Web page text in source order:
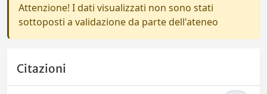
Attenzione! I dati visualizzati non sono stati
sottoposti a validazione da parte dell'ateneo
Citazioni